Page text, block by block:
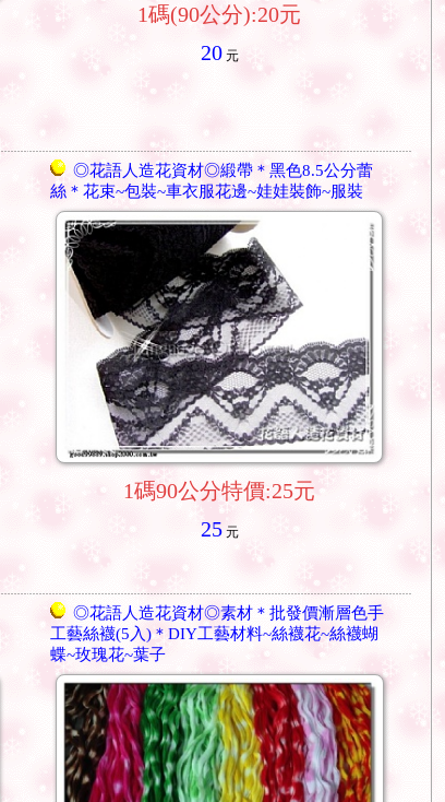
1碼(90公分):20元
20元
◎花語人造花資材◎緞帶＊黑色8.5公分蕾
絲＊花束~包裝~車衣服花邊~娃娃裝飾~服裝
1碼90公分特價:25元
25元
◎花語人造花資材◎素材＊批發價漸層色手
工藝絲襪(5入)＊DIY工藝材料~絲襪花~絲襪蝴
蝶~玫瑰花~葉子